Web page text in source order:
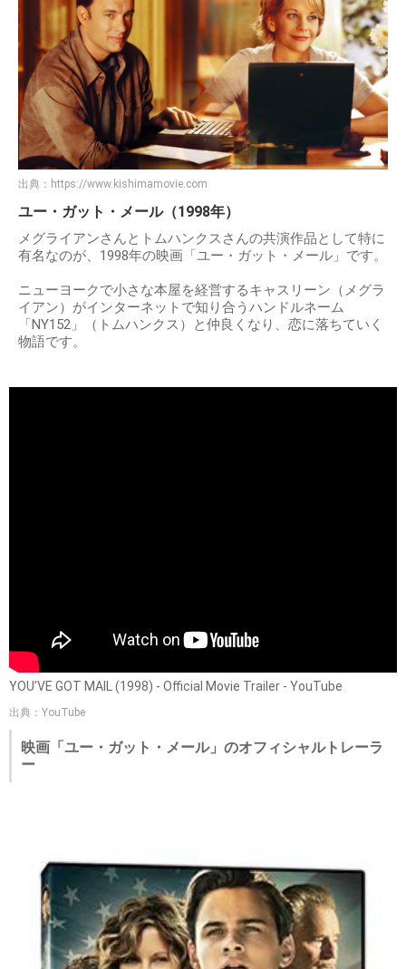
出典： https://www.kishimamovie.com
ユー・ガット・メール（1998年）
メグライアンさんとトムハンクスさんの共演作品として特に
有名なのが、1998年の映画「ユー・ガット・メール」です。
ニューヨークで小さな本屋を経営するキャスリーン（メグラ
イアン）がインターネットで知り合うハンドルネーム
「NY152」（トムハンクス）と仲良くなり、恋に落ちていく
物語です。
YOU’VE GOT MAIL (1998) - Official Movie Trailer - YouTube
出典：YouTube
映画「ユー・ガット・メール」のオフィシャルトレーラ
ー